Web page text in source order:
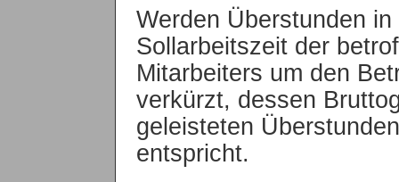
Werden Überstunden
Sollarbeitszeit der
Mitarbeiters um den
verkürzt, dessen
geleisteten
entspricht.